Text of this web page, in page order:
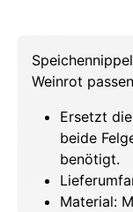
Weinrot
Ersetzt
beide
benötigt.
Material: